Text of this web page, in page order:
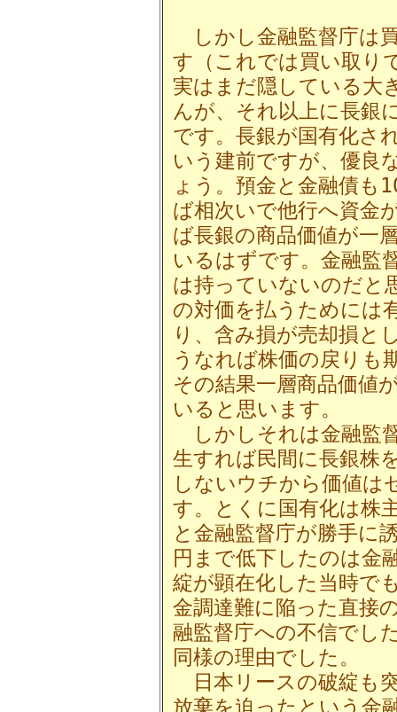
しかし金融監督庁は
す（これでは買い取り
実はまだ隠している大
んが、それ以上に長銀
です。長銀が国有化さ
いう建前ですが、優良
ょう。預金と金融債も
ば相次いで他行へ資金
ば長銀の商品価値が一
いるはずです。金融監
は持っていないのだと
の対価を払うためには
り、含み損が売却損と
うなれば株価の戻りも
その結果一層商品価値
いると思います。
しかしそれは金融監
生すれば民間に長銀株
しないウチから価値は
す。とくに国有化は株
と金融監督庁が勝手に
円まで低下したのは金
綻が顕在化した当時で
金調達難に陥った直接
融監督庁への不信でし
同様の理由でした。
日本リースの破綻も
放棄を迫ったという金